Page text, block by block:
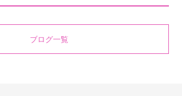
ブログ一覧